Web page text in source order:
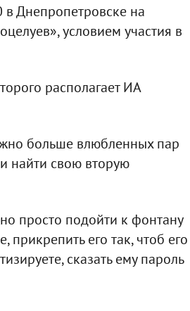
Днепропетровске на
условием участия в
располагает ИА
больше влюбленных пар
найти свою вторую
просто подойти к фонтану
его так, чтоб его
сказать ему пароль